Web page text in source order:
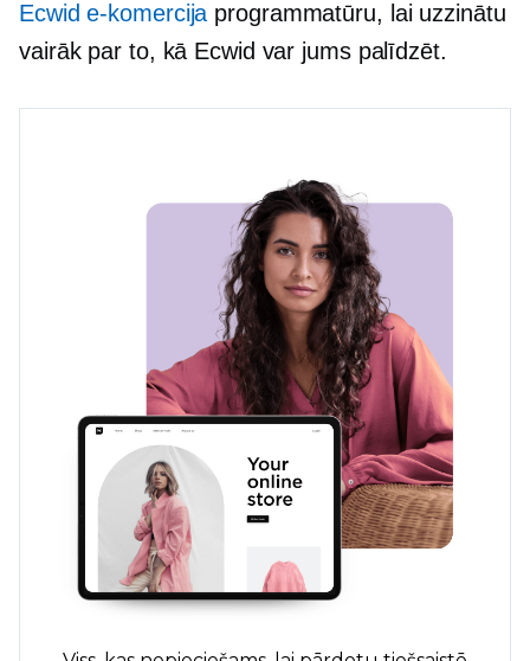
Ecwid e-komercija programmatūru, lai uzzinātu
vairāk par to, kā Ecwid var jums palīdzēt.